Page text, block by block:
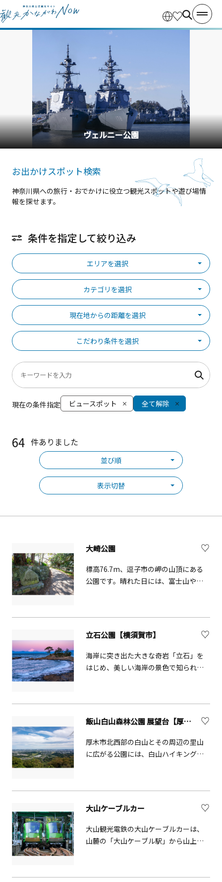
横浜中華街
お出かけスポット検索
神奈川県への旅行・おでかけに役立つ観光スポットや遊び場情
報を探せます。
条件を指定して絞り込み
エリアを選択
カテゴリを選択
現在地からの距離を選択
こだわり条件を選択
現在の条件指定 ビュースポット 全て解除
64 件ありました
並び順
表示切替
大崎公園
標高76.7m、逗子市の岬の山頂にある
公園です。晴れた日には、富士山や伊
す。この公園は津波一時避難場所に指
定されています。
立石公園【横須賀市】
海岸に突き出た大きな奇岩「立石」を
はじめ、美しい海岸の景色で知られて
ント！夕日が空を染める時刻がお勧め
です。
飯山白山森林公園 展望台【厚木市】
厚木市北西部の白山とその周辺の里山
に広がる公園には、白山ハイキングコ
台があります。標高284ｍの展望台に広
がる大パノラマは、右手には横浜みな
とみらい、正面には新宿ビル群や東京
スカイツリー、左手には筑波山などが
見えます。息をのむような絶景をぜひ
大山ケーブルカー
大山観光電鉄の大山ケーブルカーは、
山麓の「大山ケーブル駅」から山上の
分で結び、標高700mの絶景スポットへ